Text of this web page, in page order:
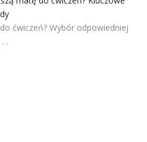
ćwiczeń? Wybór odpowiedniej
…